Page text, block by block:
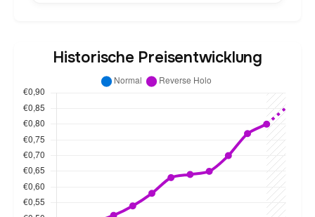
Historische Preisentwicklung